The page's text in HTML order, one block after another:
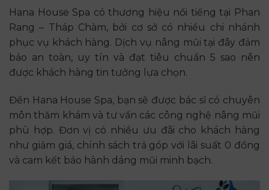
Hana House Spa có thương hiệu nổi tiếng tại Phan
Rang – Tháp Chàm, bởi cơ sở có nhiều chi nhánh
phục vụ khách hàng. Dịch vụ nâng mũi tại đây đảm
bảo an toàn, uy tín và đạt tiêu chuẩn 5 sao nên
được khách hàng tin tưởng lựa chọn.
Đến Hana House Spa, bạn sẽ được bác sĩ có chuyên
môn thăm khám và tư vấn các công nghệ nâng mũi
phù hợp. Đơn vị có nhiều ưu đãi cho khách hàng
như giảm giá, chính sách trả góp với lãi suất 0 đồng
và cam kết bảo hành dáng mũi minh bạch.